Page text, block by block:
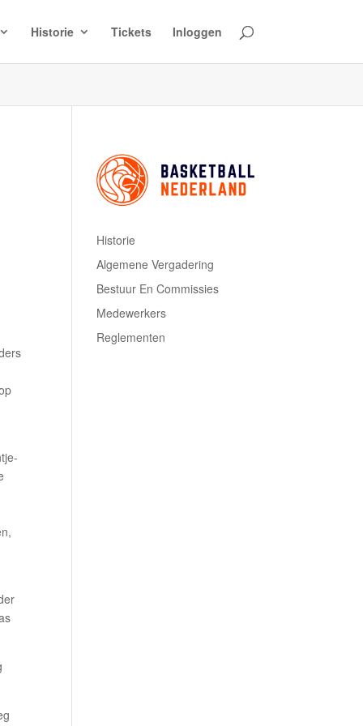
Historie Tickets Inloggen
Historie
Algemene Vergadering
Bestuur En Commissies
Medewerkers
Reglementen